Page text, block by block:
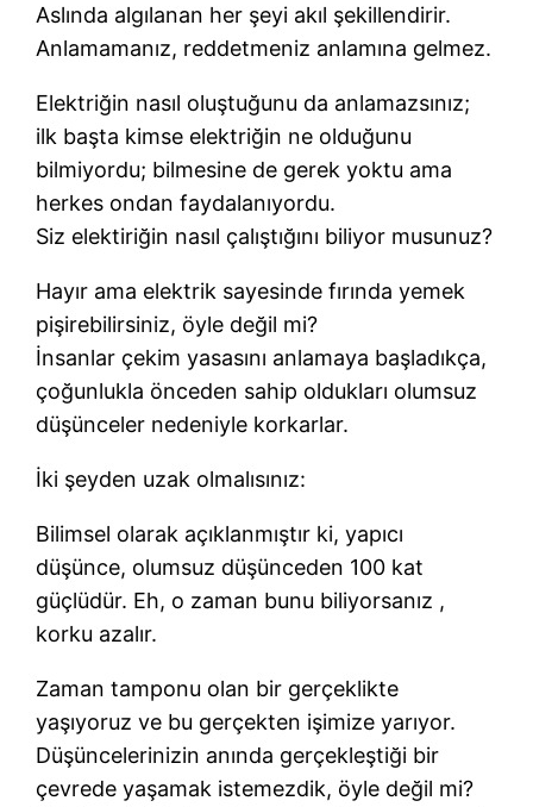
Aslında algılanan her şeyi akıl şekillendirir.
Anlamamanız, reddetmeniz anlamına gelmez.
Elektriğin nasıl oluştuğunu da anlamazsınız;
ilk başta kimse elektriğin ne olduğunu
bilmiyordu; bilmesine de gerek yoktu ama
herkes ondan faydalanıyordu.
Siz elektiriğin nasıl çalıştığını biliyor musunuz?
Hayır ama elektrik sayesinde fırında yemek
pişirebilirsiniz, öyle değil mi?
İnsanlar çekim yasasını anlamaya başladıkça,
çoğunlukla önceden sahip oldukları olumsuz
düşünceler nedeniyle korkarlar.
İki şeyden uzak olmalısınız:
Bilimsel olarak açıklanmıştır ki, yapıcı
düşünce, olumsuz düşünceden 100 kat
güçlüdür. Eh, o zaman bunu biliyorsanız ,
korku azalır.
Zaman tamponu olan bir gerçeklikte
yaşıyoruz ve bu gerçekten işimize yarıyor.
Düşüncelerinizin anında gerçekleştiği bir
çevrede yaşamak istemezdik, öyle değil mi?